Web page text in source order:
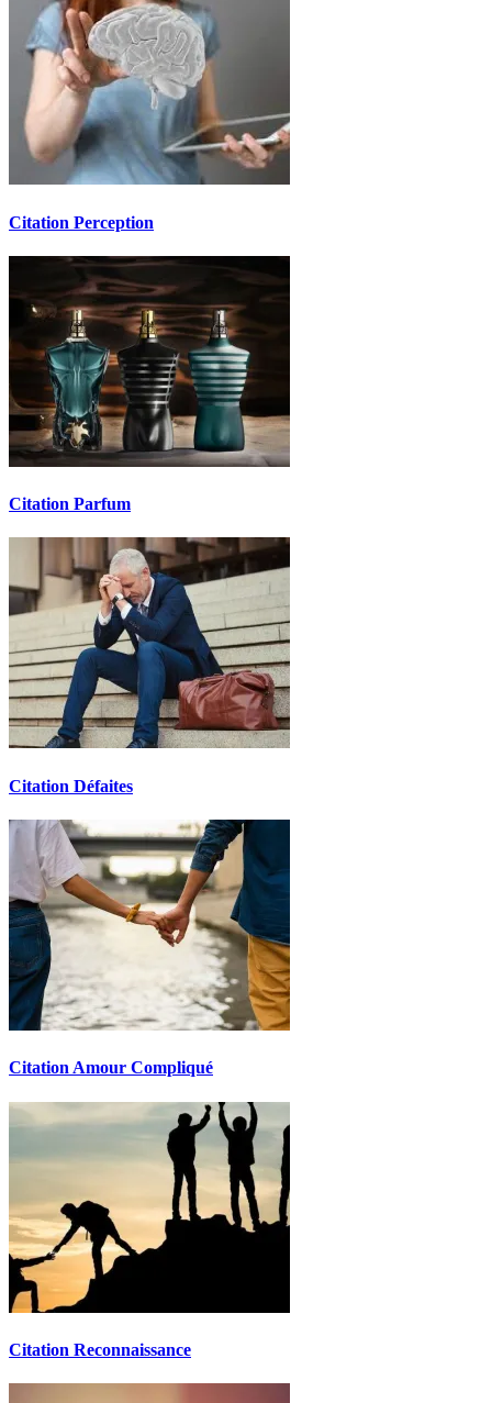
Citation Perception
Citation Parfum
Citation Défaites
Citation Amour Compliqué
Citation Reconnaissance